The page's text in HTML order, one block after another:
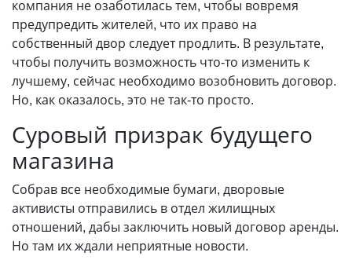
компания не озаботилась тем, чтобы вовремя
преду­предить жителей, что их право на
собственный двор следует продлить. В результате,
чтобы получить возможность что-то изменить к
лучшему, сейчас необходимо возобновить договор.
Но, как оказалось, это не так-то просто.
Суровый призрак будущего
магазина
Собрав все необходимые бумаги, дворовые
активисты отправились в отдел жилищных
отношений, дабы заключить новый договор аренды.
Но там их ждали неприятные новости.